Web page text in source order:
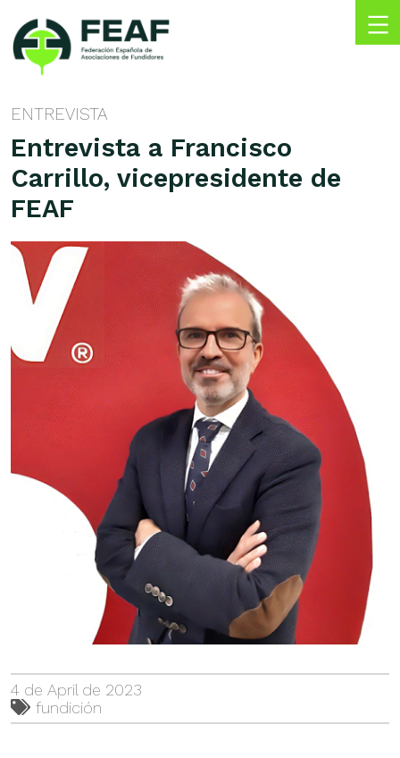
content
Española
Asociaciones
de
Fundidores
ENTREVISTA
Entrevista a Francisco
Carrillo, vicepresidente de
FEAF
4 de April de 2023
fundición